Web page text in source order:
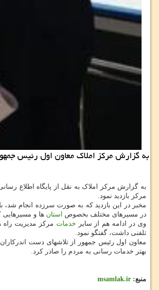
به گزارش مرکز املاک معاون اول رئیس
به گزارش مرکز املاک به نقل از پایگاه اطلاع
مرکز بازدید نمود.
مخبر در این بازدید که به صورت سرزده انجام
در مسیرهای مختلف بخصوص استان ها و مسیرهایی
وی در ادامه هم از سایر خدمات
تلفنی داشت، گفتگو نمود.
معاون اول رئیس جمهور از تلاشهای دست
بهتر خدمات رسانی به مردم را صادر کرد.
منبع: msamlak.ir